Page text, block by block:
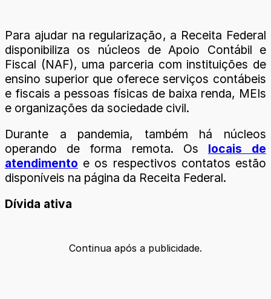
Para ajudar na regularização, a Receita Federal
disponibiliza os núcleos de Apoio Contábil e
Fiscal (NAF), uma parceria com instituições de
ensino superior que oferece serviços contábeis
e fiscais a pessoas físicas de baixa renda, MEIs
e organizações da sociedade civil.
Durante a pandemia, também há núcleos
operando de forma remota. Os locais de
atendimento e os respectivos contatos estão
disponíveis na página da Receita Federal.
Dívida ativa
Continua após a publicidade.